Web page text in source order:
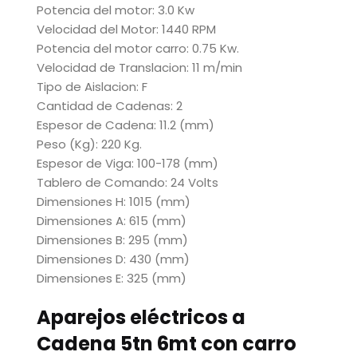
Potencia del motor: 3.0 Kw
Velocidad del Motor: 1440 RPM
Potencia del motor carro: 0.75 Kw.
Velocidad de Translacion: 11 m/min
Tipo de Aislacion: F
Cantidad de Cadenas: 2
Espesor de Cadena: 11.2 (mm)
Peso (Kg): 220 Kg.
Espesor de Viga: 100-178 (mm)
Tablero de Comando: 24 Volts
Dimensiones H: 1015 (mm)
Dimensiones A: 615 (mm)
Dimensiones B: 295 (mm)
Dimensiones D: 430 (mm)
Dimensiones E: 325 (mm)
Aparejos eléctricos a
Cadena 5tn 6mt con carro